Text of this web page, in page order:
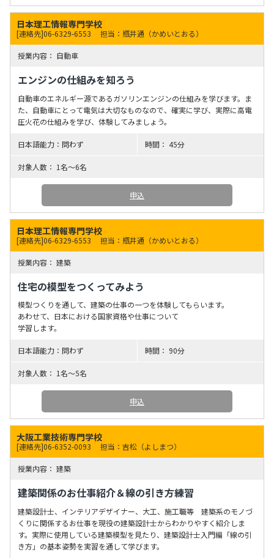
日本理工情報専門学校
[連絡先]06-6329-6553 担当：瓶井通（かめいとおる）
自動車
エンジンの仕組みを知ろう
自動車のエネルギー源であるガソリンエンジンの仕組みを学びます。ま
た、自動車にとって電気は大切なものなので、確実に学び、実際に高電
圧火花の仕組みを学び、体験してみましょう。
問わず 45分
1名～6名
申込
日本理工情報専門学校
[連絡先]06-6329-6553 担当：瓶井通（かめいとおる）
建築
住宅の模型をつくってみよう
模型つくりを通して、建築の仕事の一つを体験してもらいます。
あわせて、日本における国家資格や仕事について
学習します。
問わず 90分
1名～5名
申込
大阪工業技術専門学校
[連絡先]06-6352-0093 担当：吉松（よしまつ）
建築
建築関係のお仕事紹介＆線の引き方練習
建築設計士、インテリアデザイナー、大工、施工職等 建築系のモノづ
くりに関係するお仕事を現役の建築設計士からわかりやすく紹介しま
す。実際に使用している建築模型を見たり、建築設計士入門編「線の引
き方」の基本姿勢を実習を通して学びます。